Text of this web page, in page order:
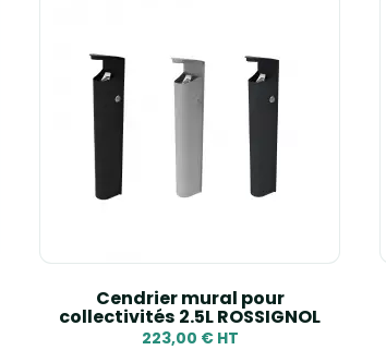
Cendrier mural pour
collectivités 2.5L ROSSIGNOL
223,00 € HT